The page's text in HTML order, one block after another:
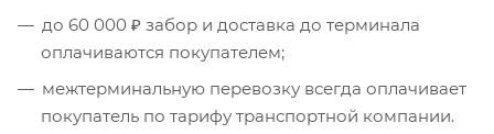
до 60 000 ₽ забор и доставка до терминала
оплачиваются покупателем;
межтерминальную перевозку всегда оплачивает
покупатель по тарифу транспортной компании.